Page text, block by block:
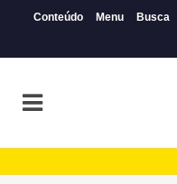
Conteúdo Menu Busca